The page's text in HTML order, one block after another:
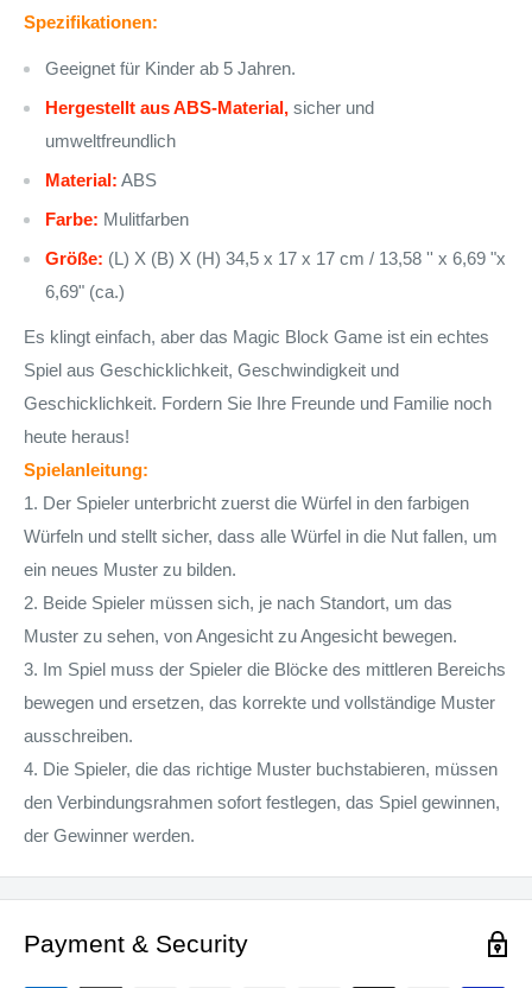
Spezifikationen:
Geeignet für Kinder ab 5 Jahren.
Hergestellt aus ABS-Material, sicher und
umweltfreundlich
Material: ABS
Farbe: Mulitfarben
Größe: (L) X (B) X (H) 34,5 x 17 x 17 cm / 13,58 '' x 6,69 "x
6,69" (ca.)
Es klingt einfach, aber das Magic Block Game ist ein echtes
Spiel aus Geschicklichkeit, Geschwindigkeit und
Geschicklichkeit. Fordern Sie Ihre Freunde und Familie noch
heute heraus!
Spielanleitung:
1. Der Spieler unterbricht zuerst die Würfel in den farbigen
Würfeln und stellt sicher, dass alle Würfel in die Nut fallen, um
ein neues Muster zu bilden.
2. Beide Spieler müssen sich, je nach Standort, um das
Muster zu sehen, von Angesicht zu Angesicht bewegen.
3. Im Spiel muss der Spieler die Blöcke des mittleren Bereichs
bewegen und ersetzen, das korrekte und vollständige Muster
ausschreiben.
4. Die Spieler, die das richtige Muster buchstabieren, müssen
den Verbindungsrahmen sofort festlegen, das Spiel gewinnen,
der Gewinner werden.
Payment & Security